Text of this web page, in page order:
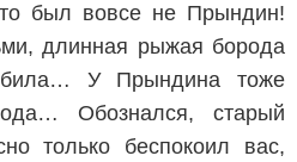
был вовсе не Прындин!
длинная рыжая борода
У Прындина тоже
Обознался, старый
только беспокоил вас,